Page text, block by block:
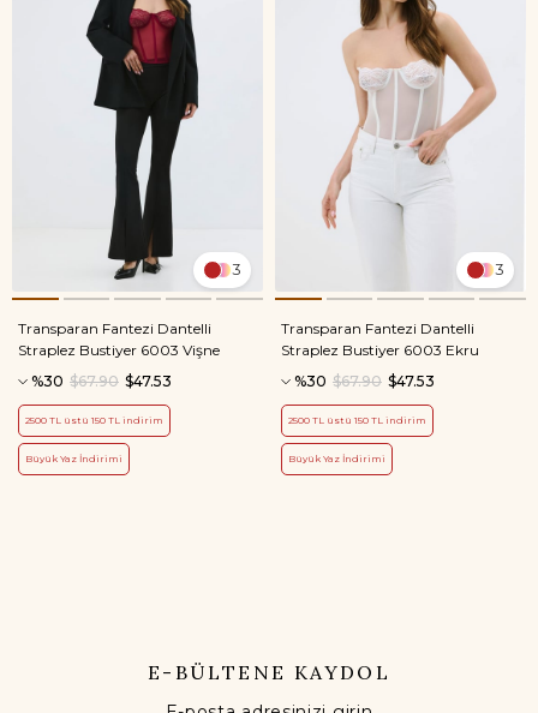
3
Transparan Fantezi Dantelli
Straplez Bustiyer 6003 Vişne
%30
$47.53
$67.90
2500 TL üstü 150 TL indirim
Büyük Yaz İndirimi
3
Transparan Fantezi Dantelli
Straplez Bustiyer 6003 Ekru
%30
$47.53
$67.90
2500 TL üstü 150 TL indirim
Büyük Yaz İndirimi
E-BÜLTENE KAYDOL